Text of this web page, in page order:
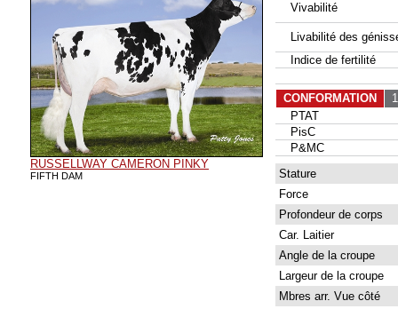
RUSSELLWAY CAMERON PINKY
FIFTH DAM
Vivabilité
Livabilité des
Indice de fertilité
CONFORMATION
PTAT
PisC
P&MC
Stature
Force
Profondeur de corps
Car. Laitier
Angle de la croupe
Largeur de la croupe
Mbres arr. Vue côté